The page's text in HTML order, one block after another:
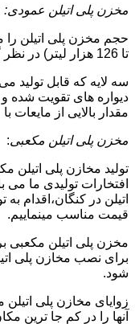
مخزن پلی اتیلن عمودی:
تا 126 هزار لیتر) در نظر گرفت.در انواع تک لایه،دولایه و
سه لایه که قابل تولید
دیواره های تقویت شده
مقدار بالایی از مایعات با PH بالا و پایین را دارد.
مخزن پلی اتیلن مکعبی:
افتخارات تولیدی ما می
اتیلن در کنگان،اقدام
قیمت مناسب مینماییم.
مخزن پلی اتیلن مکعبی
برای نصب مخازن پلی
شود.
زوایای مخازن پلی
آنها را در کم جا ترین